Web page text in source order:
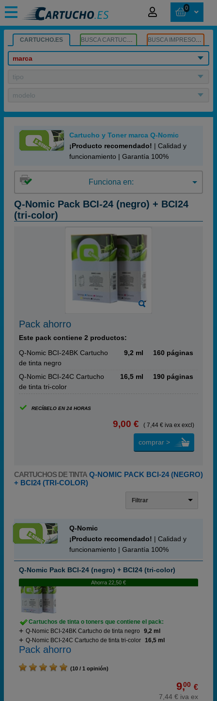
0
CARTUCHO.ES BUSCA CARTUCHOS BUSCA IMPRESORA
marca
tipo
modelo
Cartucho y Toner marca Q-Nomic
¡Producto recomendado! | Calidad y
funcionamiento | Garantía 100%
Funciona en:
Q-Nomic Pack BCI-24 (negro) + BCI24
(tri-color)
Pack ahorro
Este pack contiene 2 productos:
Q-Nomic BCI-24BK Cartucho
de tinta negro
9,2 ml 160 páginas
Q-Nomic BCI-24C Cartucho
de tinta tri-color
16,5 ml 190 páginas
RECÍBELO EN 24 HORAS
9,00 € ( 7,44 € iva ex excl)
comprar >
CARTUCHOS DE TINTA Q-NOMIC PACK BCI-24 (NEGRO)
+ BCI24 (TRI-COLOR)
Filtrar
Q-Nomic
¡Producto recomendado! | Calidad y
funcionamiento | Garantía 100%
Q-Nomic Pack BCI-24 (negro) + BCI24 (tri-color)
Ahorra 22,50 €
Cartuchos de tinta o toners que contiene el pack:
Q-Nomic BCI-24BK Cartucho de tinta negro
9,2 ml
Q-Nomic BCI-24C Cartucho de tinta tri-color 16,5 ml
Pack ahorro
(10 / 1 opinión)
9,00 €
7,44 € iva ex